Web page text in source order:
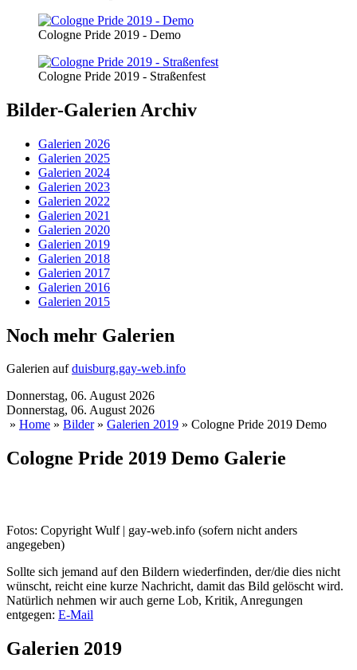
Cologne Pride 2019 - Demo
Cologne Pride 2019 - Straßenfest
Bilder-Galerien Archiv
Galerien 2026
Galerien 2025
Galerien 2024
Galerien 2023
Galerien 2022
Galerien 2021
Galerien 2020
Galerien 2019
Galerien 2018
Galerien 2017
Galerien 2016
Galerien 2015
Noch mehr Galerien
Galerien aufduisburg.gay-web.info
Donnerstag, 06. August 2026
Donnerstag, 06. August 2026
» Home » Bilder» Galerien 2019 » Cologne Pride 2019 Demo
Cologne Pride 2019 Demo Galerie
Fotos: Copyright Wulf | gay-web.info (sofern nicht anders
angegeben)
Sollte sich jemand auf den Bildern wiederfinden, der/die dies nicht
wünscht, reicht eine kurze Nachricht, damit das Bild gelöscht wird.
Natürlich nehmen wir auch gerne Lob, Kritik, Anregungen
entgegen: E-Mail
Galerien 2019